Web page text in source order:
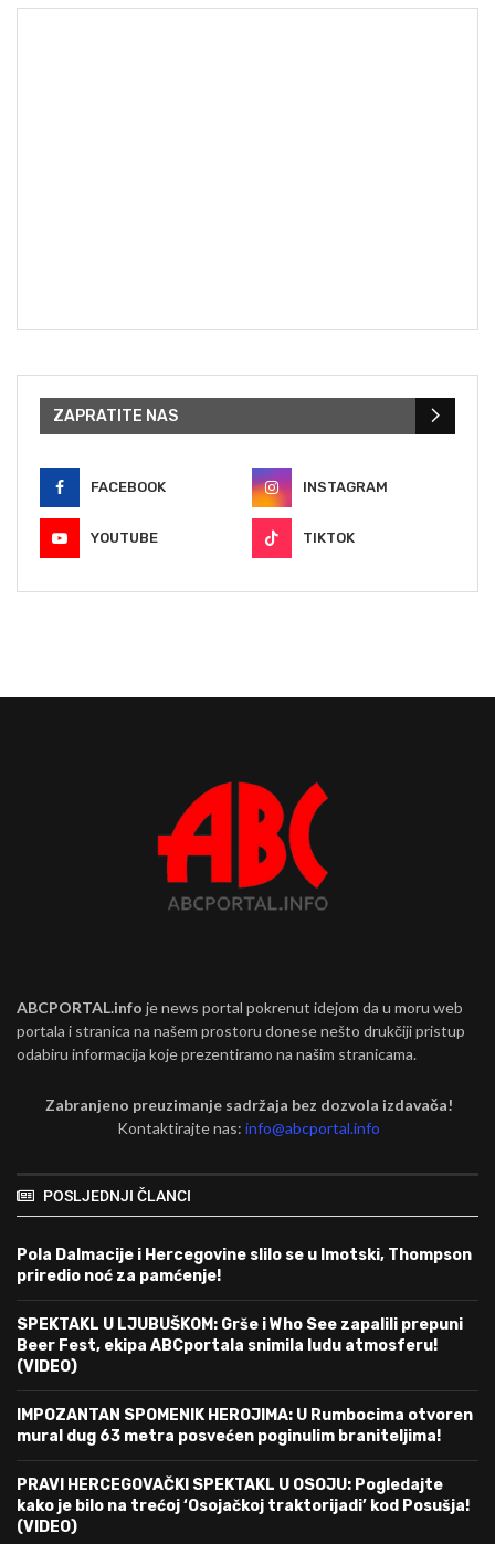
ZAPRATITE NAS
FACEBOOK INSTAGRAM
YOUTUBE TIKTOK
ABCPORTAL.info je news portal pokrenut idejom da u moru web
portala i stranica na našem prostoru donese nešto drukčiji pristup
odabiru informacija koje prezentiramo na našim stranicama.
Zabranjeno preuzimanje sadržaja bez dozvola izdavača!
Kontaktirajte nas:info@abcportal.info
POSLJEDNJI ČLANCI
Pola Dalmacije i Hercegovine slilo se u Imotski, Thompson
priredio noć za pamćenje!
SPEKTAKL U LJUBUŠKOM: Grše i Who See zapalili prepuni
Beer Fest, ekipa ABCportala snimila ludu atmosferu!
(VIDEO)
IMPOZANTAN SPOMENIK HEROJIMA: U Rumbocima otvoren
mural dug 63 metra posvećen poginulim braniteljima!
PRAVI HERCEGOVAČKI SPEKTAKL U OSOJU: Pogledajte
kako je bilo na trećoj ‘Osojačkoj traktorijadi’ kod Posušja!
(VIDEO)